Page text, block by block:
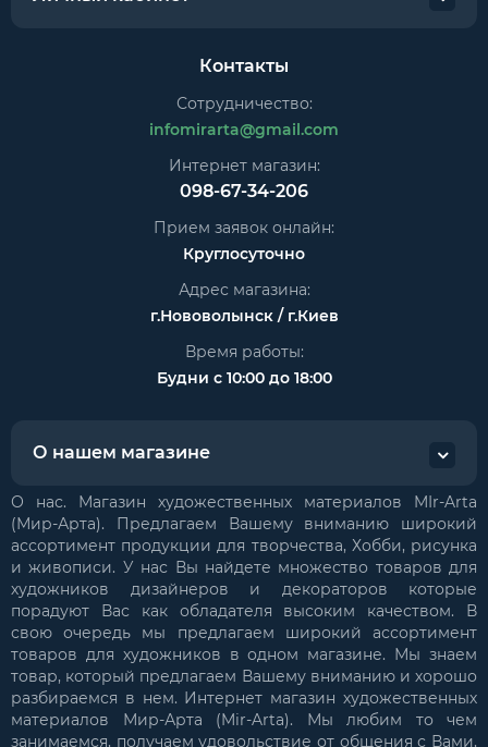
Контакты
Сотрудничество:
infomirarta@gmail.com
Интернет магазин:
098-67-34-206
Прием заявок онлайн:
Круглосуточно
Адрес магазина:
г.Нововолынск / г.Киев
Время работы:
Будни с 10:00 до 18:00
О нашем магазине
О нас. Магазин художественных материалов MIr-Arta
(Мир-Арта). Предлагаем Вашему вниманию широкий
ассортимент продукции для творчества, Хобби, рисунка
и живописи. У нас Вы найдете множество товаров для
художников дизайнеров и декораторов которые
порадуют Вас как обладателя высоким качеством. В
свою очередь мы предлагаем широкий ассортимент
товаров для художников в одном магазине. Мы знаем
товар, который предлагаем Вашему вниманию и хорошо
разбираемся в нем. Интернет магазин художественных
материалов Мир-Арта (Mir-Arta). Мы любим то чем
занимаемся, получаем удовольствие от общения с Вами,